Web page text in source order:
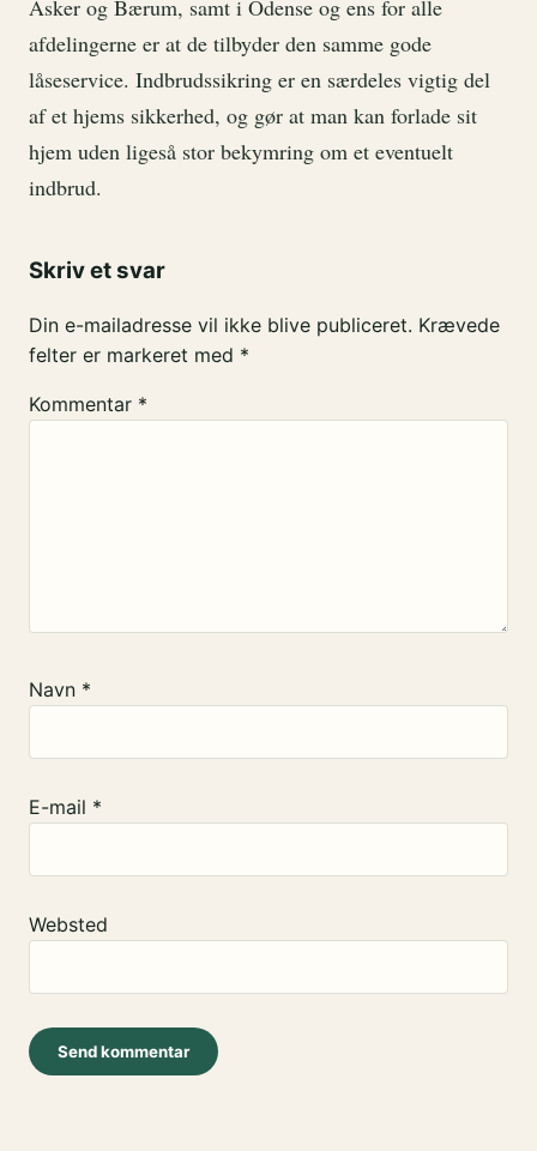
Asker og Bærum, samt i Odense og ens for alle
afdelingerne er at de tilbyder den samme gode
låseservice. Indbrudssikring er en særdeles vigtig del
af et hjems sikkerhed, og gør at man kan forlade sit
hjem uden ligeså stor bekymring om et eventuelt
indbrud.
Skriv et svar
Din e-mailadresse vil ikke blive publiceret. Krævede
felter er markeret med *
Kommentar *
Navn *
E-mail *
Websted